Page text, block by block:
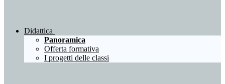
Didattica
Panoramica
Offerta formativa
I progetti delle classi